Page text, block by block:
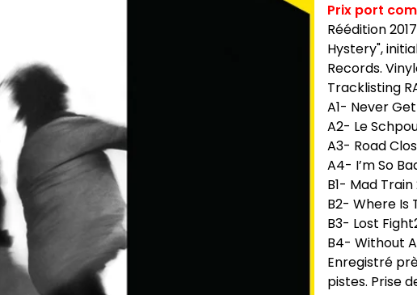
Prix port
Réédition
Hystery",
Records.
Tracklisting
A1- Never
A2- Le
A3- Road
A4- I’m So
B1- Mad Train
B2- Where Is
B3- Lost
B4- Without
Enregistré
pistes. Prise